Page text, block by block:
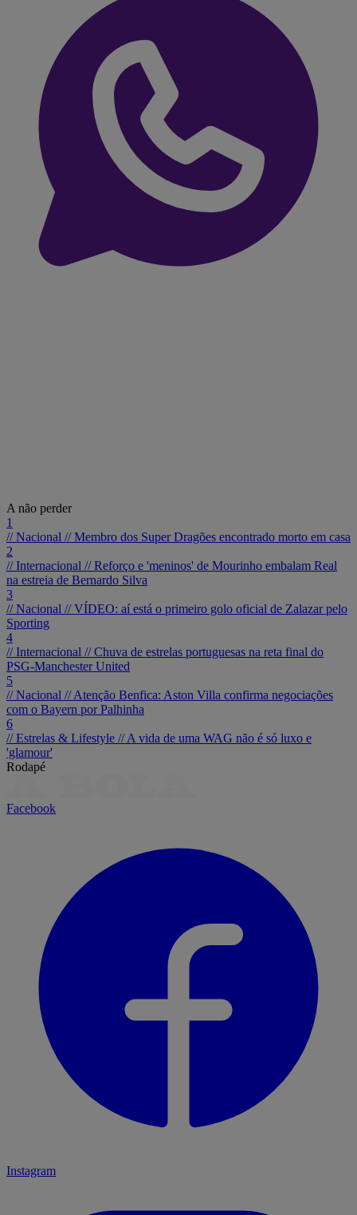
A não perder
1
// Nacional //Membro dos Super Dragões encontrado morto em casa
2
// Internacional //Reforço e 'meninos' de Mourinho embalam Real
na estreia de Bernardo Silva
3
// Nacional //VÍDEO: aí está o primeiro golo oficial de Zalazar pelo
Sporting
4
// Internacional //Chuva de estrelas portuguesas na reta final do
PSG-Manchester United
5
// Nacional //Atenção Benfica: Aston Villa confirma negociações
com o Bayern por Palhinha
6
// Estrelas & Lifestyle //A vida de uma WAG não é só luxo e
'glamour'
Rodapé
Facebook
Instagram